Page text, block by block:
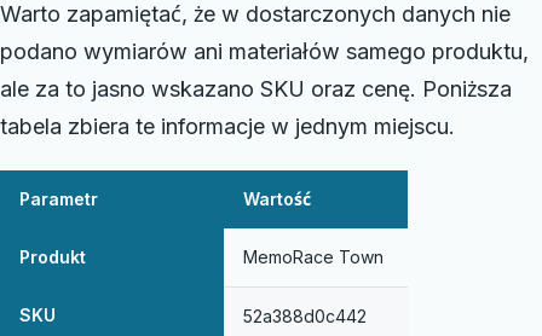
Warto zapamiętać, że w dostarczonych danych nie
podano wymiarów ani materiałów samego produktu,
ale za to jasno wskazano SKU oraz cenę. Poniższa
tabela zbiera te informacje w jednym miejscu.
Parametr Wartość
Produkt MemoRace Town
SKU 52a388d0c442